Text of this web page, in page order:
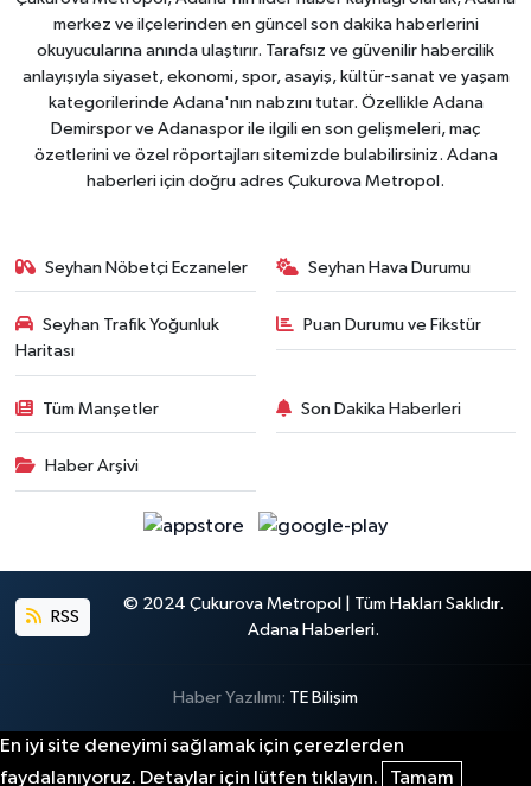
merkez ve ilçelerinden en güncel son dakika haberlerini
okuyucularına anında ulaştırır. Tarafsız ve güvenilir habercilik
anlayışıyla siyaset, ekonomi, spor, asayiş, kültür-sanat ve yaşam
kategorilerinde Adana'nın nabzını tutar. Özellikle Adana
Demirspor ve Adanaspor ile ilgili en son gelişmeleri, maç
özetlerini ve özel röportajları sitemizde bulabilirsiniz. Adana
haberleri için doğru adres Çukurova Metropol.
Seyhan Nöbetçi Eczaneler Seyhan Hava Durumu
Seyhan Trafik Yoğunluk
Haritası
Puan Durumu ve Fikstür
Tüm Manşetler Son Dakika Haberleri
Haber Arşivi
RSS
© 2024 Çukurova Metropol | Tüm Hakları Saklıdır.
Adana Haberleri.
Haber Yazılımı: TE Bilişim
En iyi site deneyimi sağlamak için çerezlerden
faydalanıyoruz. Detaylar için lütfen tıklayın.
Tamam